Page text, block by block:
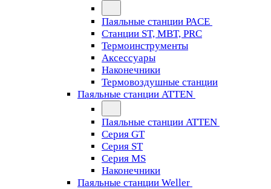
Паяльные станции PACE
Станции ST, MBT, PRC
Термоинструменты
Аксессуары
Наконечники
Термовоздушные станции
Паяльные станции ATTEN
Паяльные станции ATTEN
Серия GT
Серия ST
Серия MS
Наконечники
Паяльные станции Weller